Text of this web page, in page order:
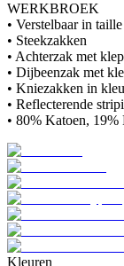
WERKBROEK
• Verstelbaar in
• Steekzakken
• Achterzak met
• Dijbeenzak met
• Kniezakken in
• Reflecterende
• 80% Katoen, 19%
Kleuren